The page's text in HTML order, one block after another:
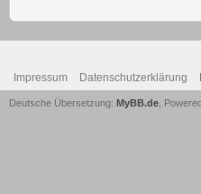
Impressum Datenschutzerklärung
Deutsche Übersetzung: MyBB.de ,